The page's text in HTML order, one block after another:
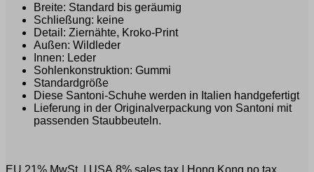
Breite: Standard bis geräumig
Schließung: keine
Detail: Ziernähte, Kroko-Print
Außen: Wildleder
Innen: Leder
Sohlenkonstruktion: Gummi
Standardgröße
Diese Santoni-Schuhe werden in Italien handgefertigt
Lieferung in der Originalverpackung von Santoni mit
passenden Staubbeuteln.
EU 21% MwSt. USA 8% sales tax Hong Kong no tax